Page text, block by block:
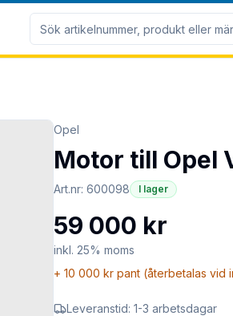
Opel
Motor till Opel
Art.nr: 600098 I lager
59 000 kr
inkl. 25% moms
+ 10 000 kr pant (återbetalas vid
Leveranstid: 1-3 arbetsdagar